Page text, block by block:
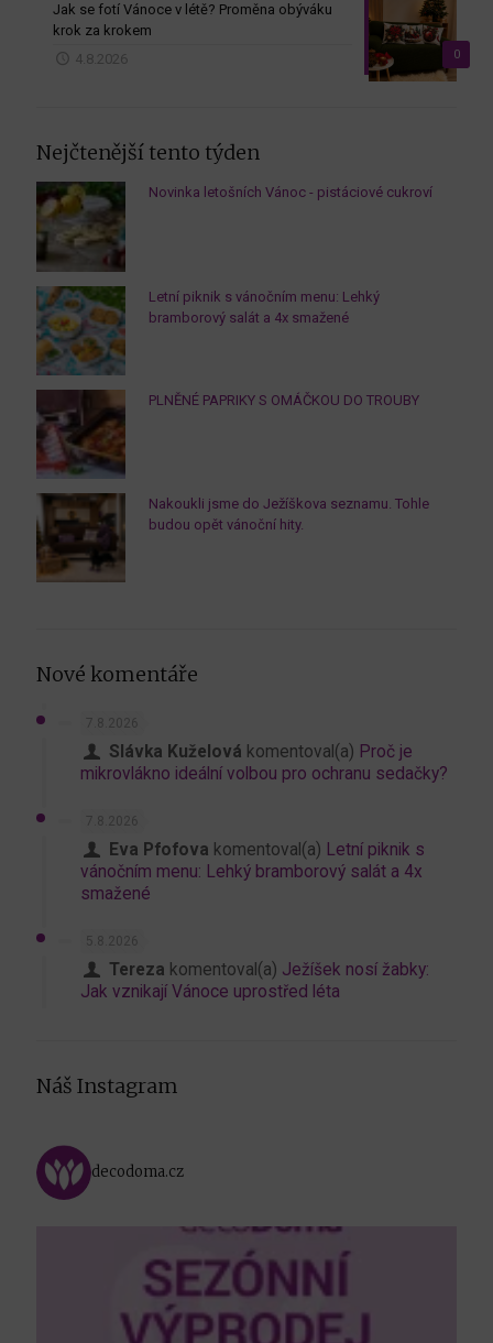
0
Jak se fotí Vánoce v létě? Proměna obýváku
krok za krokem
4.8.2026
Nejčtenější tento týden
Novinka letošních Vánoc - pistáciové cukroví
Letní piknik s vánočním menu: Lehký
bramborový salát a 4x smažené
PLNĚNÉ PAPRIKY S OMÁČKOU DO TROUBY
Nakoukli jsme do Ježíškova seznamu. Tohle
budou opět vánoční hity.
Nové komentáře
7.8.2026
Slávka Kuželová komentoval(a) Proč je
mikrovlákno ideální volbou pro ochranu sedačky?
7.8.2026
Eva Pfofova komentoval(a) Letní piknik s
vánočním menu: Lehký bramborový salát a 4x
smažené
5.8.2026
Tereza komentoval(a) Ježíšek nosí žabky:
Jak vznikají Vánoce uprostřed léta
Náš Instagram
decodoma.cz